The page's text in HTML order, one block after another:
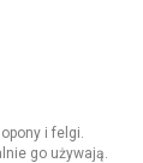
i felgi.
go używają.